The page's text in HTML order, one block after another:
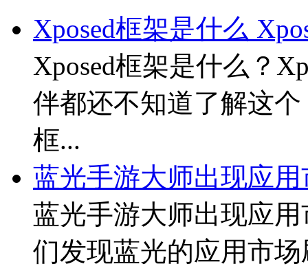
Xposed框架是什么
Xposed框架是什么？
伴都还不知道了解这个
框...
蓝光手游大师出现应
蓝光手游大师出现应
们发现蓝光的应用市